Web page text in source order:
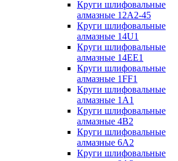
Круги шлифовальные
алмазные 12А2-45
Круги шлифовальные
алмазные 14U1
Круги шлифовальные
алмазные 14ЕЕ1
Круги шлифовальные
алмазные 1FF1
Круги шлифовальные
алмазные 1А1
Круги шлифовальные
алмазные 4В2
Круги шлифовальные
алмазные 6A2
Круги шлифовальные